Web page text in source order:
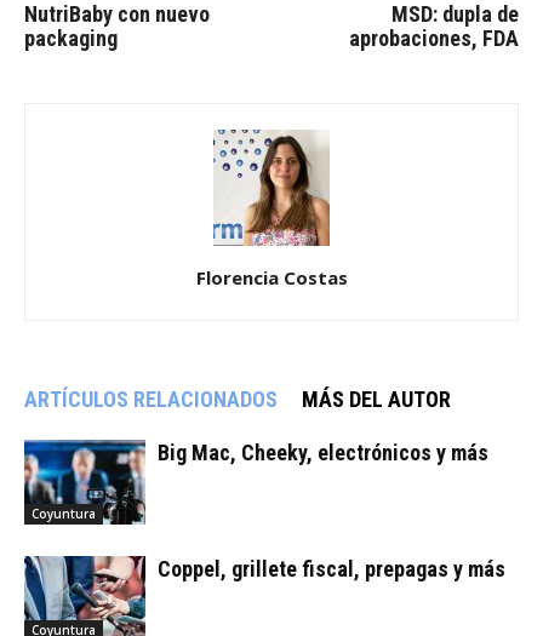
NutriBaby con nuevo
packaging
MSD: dupla de
aprobaciones, FDA
Florencia Costas
ARTÍCULOS RELACIONADOS MÁS DEL AUTOR
Coyuntura
Big Mac, Cheeky, electrónicos y más
Coyuntura
Coppel, grillete fiscal, prepagas y más